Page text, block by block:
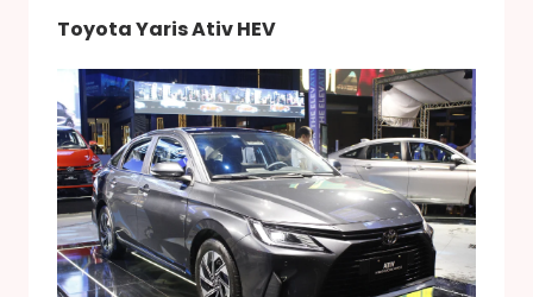
Toyota Yaris Ativ HEV